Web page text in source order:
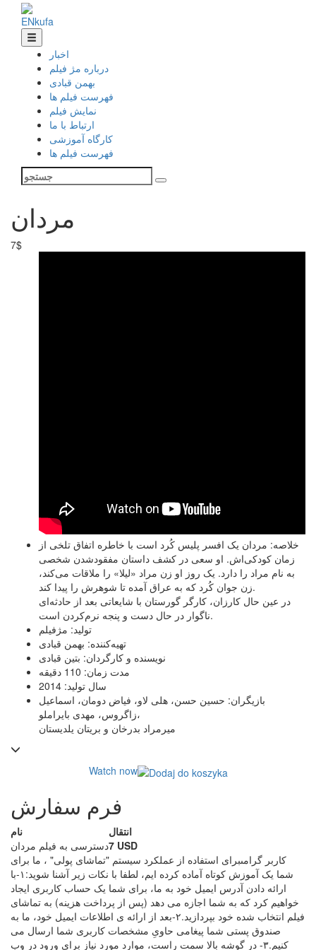
ENkufa
اخبار
درباره مژ فیلم
بهمن قبادی
فهرست فیلم ها
نمایش فیلم
ارتباط با ما
کارگاه آموزشی
فهرست فیلم ها
مردان
7$
خلاصه: مردان یک افسر پلیس کُرد است با خاطره اتفاق تلخی از
زمان کودکی‌اش. او سعی در کشف داستان مفقودشدن شخصی
به نام مراد را دارد. یک روز او زن مراد «لیلا» را ملاقات می‌کند،
زن جوان کُرد که به عراق آمده تا شوهرش را پیدا کند.
در عین حال کارزان، کارگر گورستان با شایعاتی بعد از حادثه‌ای
ناگوار در حال دست و پنجه نرم‌کردن است.
تولید: مژفیلم
تهیه‌کننده: بهمن قبادی
نویسنده و کارگردان: بتین قبادی
مدت زمان: 110 دقیقه
سال تولید: 2014
بازیگران: حسین حسن، هلی لاو، فیاض دومان، اسماعیل
زاگروس، مهدی بایراملو،
میرمراد بدرخان و بریتان یلدیستان
Watch now
فرم سفارش
نام
انتقال
دسترسی به فیلم مردان7 USD
كاربر گرامىبرای استفاده از عملکرد سيستم "تماشاى پولى" ، ما برای
شما یک آموزش کوتاه آماده كرده ايم، لطفا با نكات زیر آشنا شويد: ١-با
ارائه دادن آدرس ایمیل خود به ما، برای شما یک حساب کاربری ايجاد
خواهيم كرد که به شما اجازه مى دهد (پس از پرداخت هزينه) به تماشای
فیلم انتخاب شده خود بپردازيد. ٢-بعد از ارائه ى اطلاعات ایمیل خود، ما به
صندوق پستی شما پيغامى حاوىِ مشخصات کاربری شما ارسال مى
كنيم. ٣- در گوشه بالا سمت راست، موارد مورد نیاز برای ورود در وب